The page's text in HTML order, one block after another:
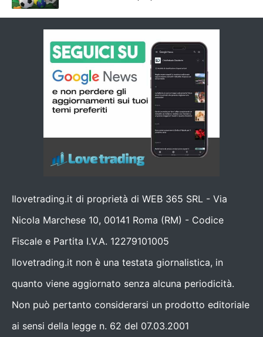
Ilovetrading.it di proprietà di WEB 365 SRL - Via
Nicola Marchese 10, 00141 Roma (RM) - Codice
Fiscale e Partita I.V.A. 12279101005
Ilovetrading.it non è una testata giornalistica, in
quanto viene aggiornato senza alcuna periodicità.
Non può pertanto considerarsi un prodotto editoriale
ai sensi della legge n. 62 del 07.03.2001